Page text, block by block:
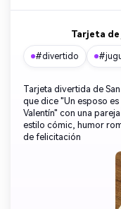
Tarjeta de
#divertido
Tarjeta divertida de
que dice "Un esposo
Valentín" con una
estilo cómic, humor
de felicitación